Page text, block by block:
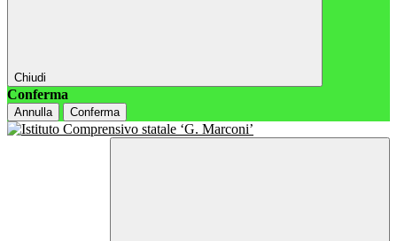
Chiudi
Conferma
Annulla Conferma